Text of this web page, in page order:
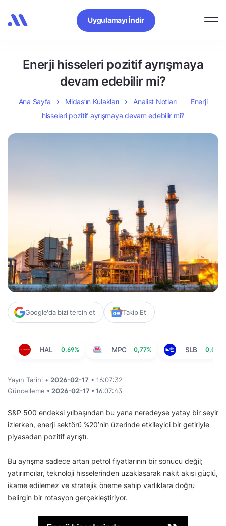
Uygulamayı İndir
Enerji hisseleri pozitif ayrışmaya
devam edebilir mi?
Ana Sayfa Midas’ın Kulakları Analist Notları
Enerji
hisseleri pozitif ayrışmaya devam edebilir mi?
Google'da bizi tercih et Takip Et
HAL 0,69% MPC 0,77% SLB 0,05%
Yayın Tarihi • 2026-02-17 • 16:07:32
Güncelleme • 2026-02-17 • 16:07:43
S&P 500 endeksi yılbaşından bu yana neredeyse yatay bir seyir
izlerken, enerji sektörü %20’nin üzerinde etkileyici bir getiriyle
piyasadan pozitif ayrıştı.
Bu ayrışma sadece artan petrol fiyatlarının bir sonucu değil;
yatırımcılar, teknoloji hisselerinden uzaklaşarak nakit akışı güçlü,
ikame edilemez ve stratejik öneme sahip varlıklara doğru
belirgin bir rotasyon gerçekleştiriyor.